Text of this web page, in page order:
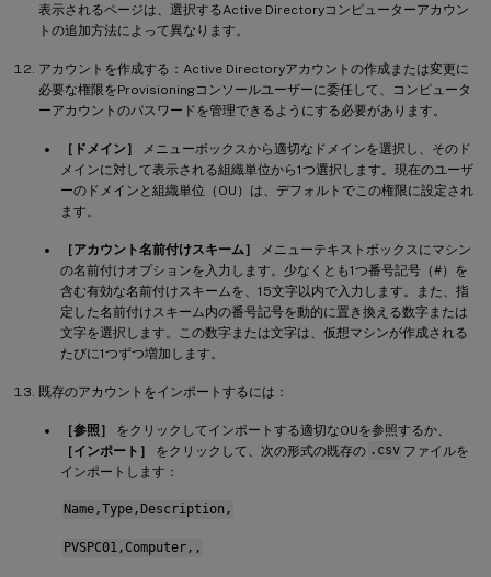
表示されるページは、選択するActive Directoryコンピューターアカウン
トの追加方法によって異なります。
アカウントを作成する：Active Directoryアカウントの作成または変更に
必要な権限をProvisioningコンソールユーザーに委任して、コンピュータ
ーアカウントのパスワードを管理できるようにする必要があります。
［ドメイン］
メニューボックスから適切なドメインを選択し、そのド
メインに対して表示される組織単位から1つ選択します。現在のユーザ
ーのドメインと組織単位（OU）は、デフォルトでこの権限に設定され
ます。
［アカウント名前付けスキーム］
メニューテキストボックスにマシン
の名前付けオプションを入力します。少なくとも1つ番号記号（#）を
含む有効な名前付けスキームを、15文字以内で入力します。また、指
定した名前付けスキーム内の番号記号を動的に置き換える数字または
文字を選択します。この数字または文字は、仮想マシンが作成される
たびに1つずつ増加します。
既存のアカウントをインポートするには：
［参照］
をクリックしてインポートする適切なOUを参照するか、
［インポート］
をクリックして、次の形式の既存の .csv ファイルを
インポートします：
Name,Type,Description,
PVSPC01,Computer,,